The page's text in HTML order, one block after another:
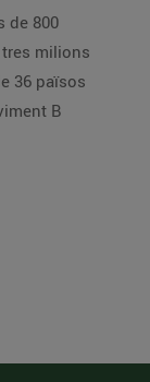
de 800
milions
36 països
B